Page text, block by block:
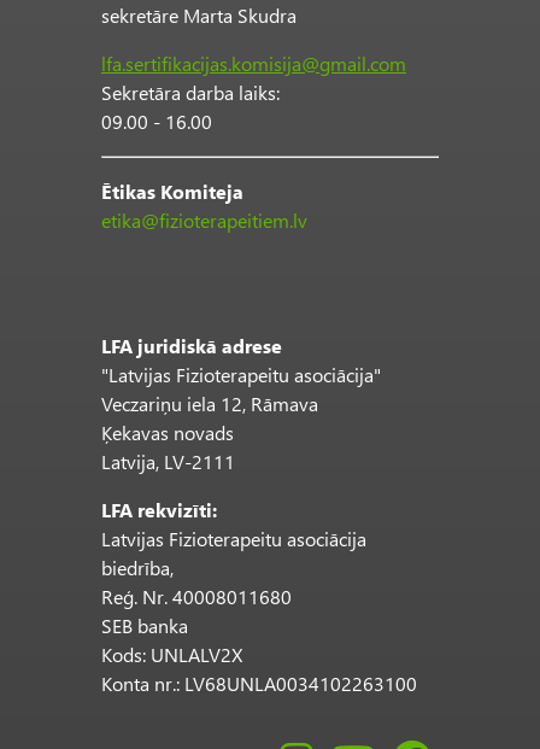
sekretāre Marta Skudra
lfa.sertifikacijas.komisija@gmail.com
Sekretāra darba laiks:
09.00 - 16.00
Ētikas Komiteja
etika@fizioterapeitiem.lv
LFA juridiskā adrese
"Latvijas Fizioterapeitu asociācija"
Veczariņu iela 12, Rāmava
Ķekavas novads
Latvija, LV-2111
LFA rekvizīti:
Latvijas Fizioterapeitu asociācija
biedrība,
Reģ. Nr. 40008011680
SEB banka
Kods: UNLALV2X
Konta nr.: LV68UNLA0034102263100